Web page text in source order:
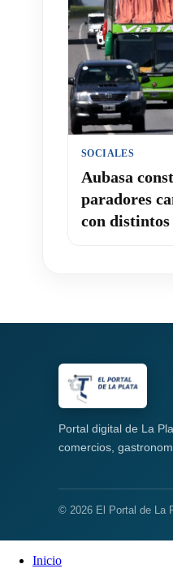
SOCIALES
Aubasa
paradores
con
Portal digital de La
comercios,
© 2026 El Portal de La
Inicio